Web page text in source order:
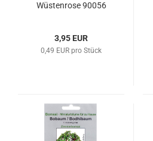
Wüstenrose 90056
3,95 EUR
0,49 EUR pro Stück